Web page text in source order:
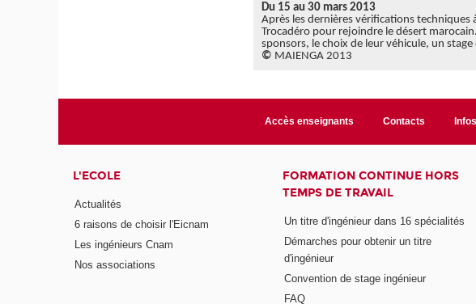
Du 15 au 30 mars 2013
Après les dernières vérifications techniques
Trocadéro pour rejoindre le désert
sponsors, le choix de leur véhicule, un
© MAIENGA 2013
Accès enseignants Contacts
L'ECOLE
Actualités
6 raisons de choisir l'Eicnam
Les ingénieurs Cnam
Nos associations
FORMATION CONTINUE HORS
TEMPS DE TRAVAIL
Un titre d'ingénieur dans 16 spécialités
Démarches pour obtenir un titre
d'ingénieur
Convention de stage ingénieur
FAQ